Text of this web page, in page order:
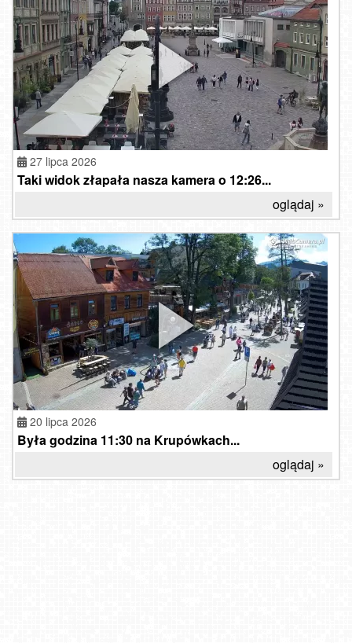
27 lipca 2026
Taki widok złapała nasza kamera o 12:26...
oglądaj »
20 lipca 2026
Była godzina 11:30 na Krupówkach...
oglądaj »